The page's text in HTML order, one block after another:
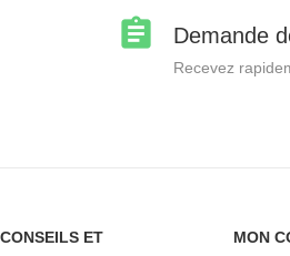
Demande
Recevez
CONSEILS ET
MON